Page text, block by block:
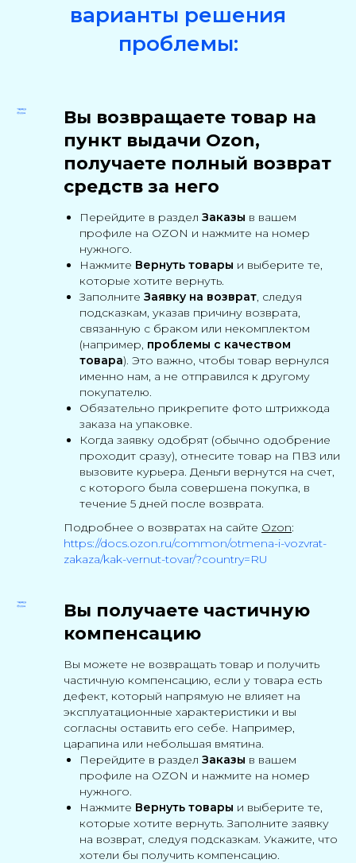
варианты решения
проблемы:
Вы возвращаете товар на
пункт выдачи Ozon,
получаете полный возврат
средств за него
Перейдите в раздел Заказы в вашем
профиле на OZON и нажмите на номер
нужного.
Нажмите Вернуть товары и выберите те,
которые хотите вернуть.
Заполните Заявку на возврат, следуя
подсказкам, указав причину возврата,
связанную с браком или некомплектом
(например, проблемы с качеством
товара). Это важно, чтобы товар вернулся
именно нам, а не отправился к другому
покупателю.
Обязательно прикрепите фото штрихкода
заказа на упаковке.
Когда заявку одобрят (обычно одобрение
проходит сразу), отнесите товар на ПВЗ или
вызовите курьера. Деньги вернутся на счет,
с которого была совершена покупка, в
течение 5 дней после возврата.
Подробнее о возвратах на сайте Ozon:
https://docs.ozon.ru/common/otmena-i-vozvrat-
zakaza/kak-vernut-tovar/?country=RU
Вы получаете частичную
компенсацию
Вы можете не возвращать товар и получить
частичную компенсацию, если у товара есть
дефект, который напрямую не влияет на
эксплуатационные характеристики и вы
согласны оставить его себе. Например,
царапина или небольшая вмятина.
Перейдите в раздел Заказы в вашем
профиле на OZON и нажмите на номер
нужного.
Нажмите Вернуть товары и выберите те,
которые хотите вернуть. Заполните заявку
на возврат, следуя подсказкам. Укажите, что
хотели бы получить компенсацию.